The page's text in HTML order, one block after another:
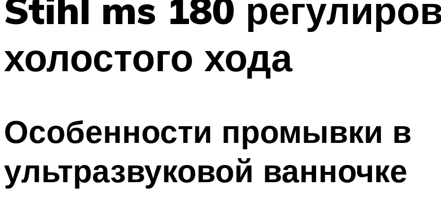
Stihl ms 180
холостого хода
Особенности промывки в
ультразвуковой ванночке